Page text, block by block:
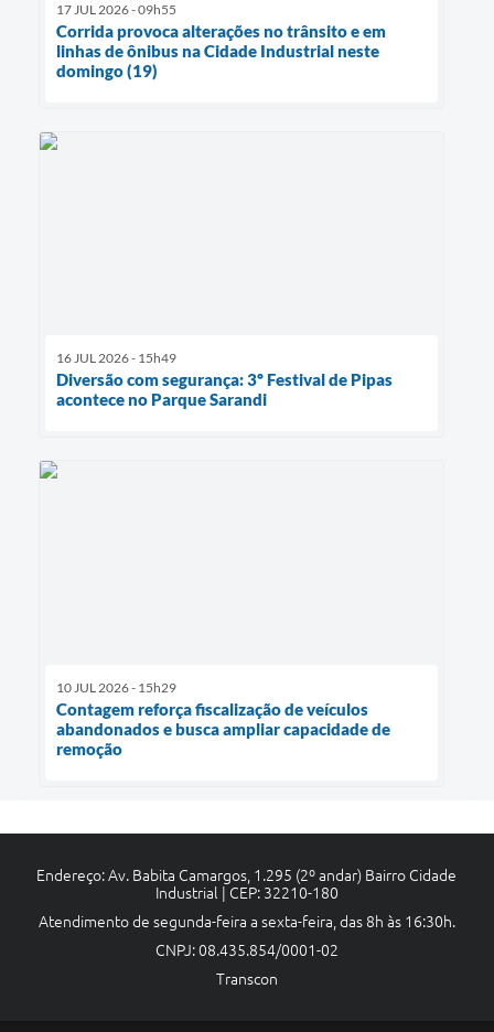
17 JUL 2026 - 09h55
Corrida provoca alterações no trânsito e em
linhas de ônibus na Cidade Industrial neste
domingo (19)
16 JUL 2026 - 15h49
Diversão com segurança: 3º Festival de Pipas
acontece no Parque Sarandi
10 JUL 2026 - 15h29
Contagem reforça fiscalização de veículos
abandonados e busca ampliar capacidade de
remoção
Endereço: Av. Babita Camargos, 1.295 (2º andar) Bairro Cidade
Industrial | CEP: 32210-180
Atendimento de segunda-feira a sexta-feira, das 8h às 16:30h.
CNPJ: 08.435.854/0001-02
Transcon